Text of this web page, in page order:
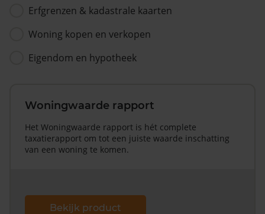
Erfgrenzen & kadastrale kaarten
Woning kopen en verkopen
Eigendom en hypotheek
Woningwaarde rapport
Het Woningwaarde rapport is hét complete
taxatierapport om tot een juiste waarde inschatting
van een woning te komen.
Bekijk product